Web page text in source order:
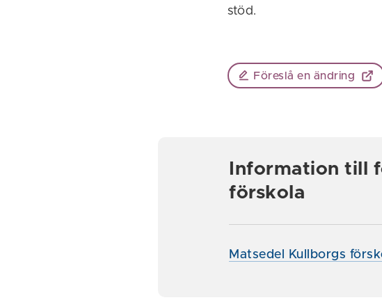
stöd.
Föreslå en ändring
Information till
förskola
Matsedel Kullborgs